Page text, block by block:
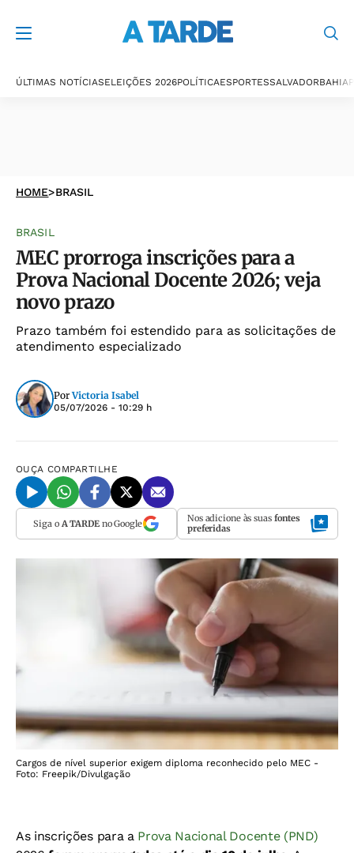
ÚLTIMAS NOTÍCIASELEIÇÕES 2026POLÍTICAESPORTESSALVADORBAHIA
HOME>BRASIL
BRASIL
MEC prorroga inscrições para a
Prova Nacional Docente 2026; veja
novo prazo
Prazo também foi estendido para as solicitações de
atendimento especializado
Por Victoria Isabel
05/07/2026 - 10:29 h
OUÇA COMPARTILHE
Siga o A TARDEno Google Nos adicione às suas fontes
preferidas
Cargos de nível superior exigem diploma reconhecido pelo MEC -
Foto: Freepik/Divulgação
As inscrições para a Prova Nacional Docente (PND)